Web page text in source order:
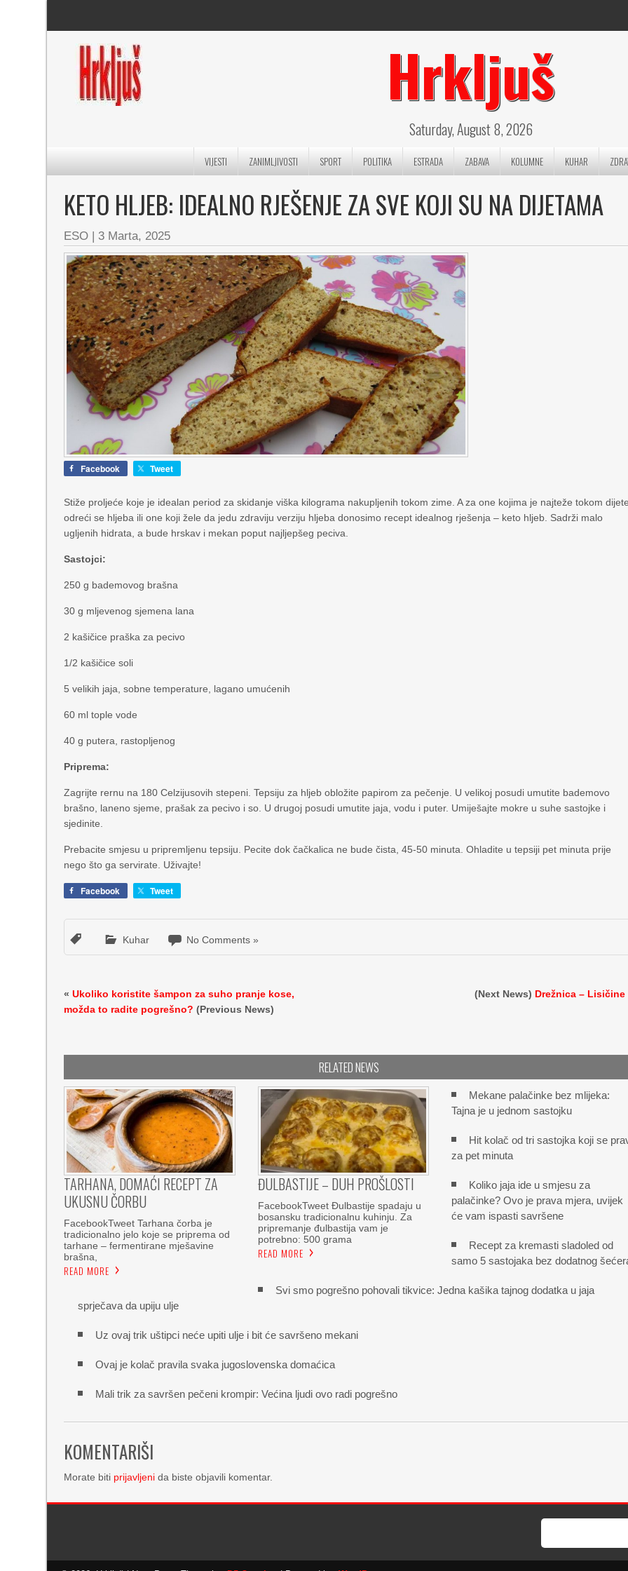
Hrkljuš
Saturday, August 8, 2026
VIJESTI ZANIMLJIVOSTI SPORT POLITIKA ESTRADA ZABAVA KOLUMNE KUHAR
KETO HLJEB: IDEALNO RJEŠENJE ZA SVE KOJI SU NA DIJETAMA
ESO | 3 Marta, 2025
Facebook Tweet
Stiže proljeće koje je idealan period za skidanje viška kilograma nakupljenih tokom zime. A za one kojima je najteže tokom
odreći se hljeba ili one koji žele da jedu zdraviju verziju hljeba donosimo recept idealnog rješenja – keto hljeb. Sadrži malo
ugljenih hidrata, a bude hrskav i mekan poput najljepšeg peciva.
Sastojci:
250 g bademovog brašna
30 g mljevenog sjemena lana
2 kašičice praška za pecivo
1/2 kašičice soli
5 velikih jaja, sobne temperature, lagano umućenih
60 ml tople vode
40 g putera, rastopljenog
Priprema:
Zagrijte rernu na 180 Celzijusovih stepeni. Tepsiju za hljeb obložite papirom za pečenje. U velikoj posudi umutite bademovo
brašno, laneno sjeme, prašak za pecivo i so. U drugoj posudi umutite jaja, vodu i puter. Umiješajte mokre u suhe sastojke i
sjedinite.
Prebacite smjesu u pripremljenu tepsiju. Pecite dok čačkalica ne bude čista, 45-50 minuta. Ohladite u tepsiji pet minuta prije
nego što ga servirate. Uživajte!
Facebook Tweet
Kuhar No Comments »
«Ukoliko koristite šampon za suho pranje kose,
možda to radite pogrešno? (Previous News)
(Next News) Drežnica – Lisičine
RELATED NEWS
TARHANA, DOMAĆI RECEPT ZA
UKUSNU ČORBU
FacebookTweet Tarhana čorba je
tradicionalno jelo koje se priprema od
tarhane – fermentirane mješavine
brašna,
READ MORE
ĐULBASTIJE – DUH PROŠLOSTI
FacebookTweet Đulbastije spadaju u
bosansku tradicionalnu kuhinju. Za
pripremanje đulbastija vam je
potrebno: 500 grama
READ MORE
Mekane palačinke bez mlijeka:
Tajna je u jednom sastojku
Hit kolač od tri sastojka koji se
za pet minuta
Koliko jaja ide u smjesu za
palačinke? Ovo je prava mjera, uvijek
će vam ispasti savršene
Recept za kremasti sladoled od
samo 5 sastojaka bez dodatnog
Svi smo pogrešno pohovali tikvice: Jedna kašika tajnog dodatka u jaja
sprječava da upiju ulje
Uz ovaj trik uštipci neće upiti ulje i bit će savršeno mekani
Ovaj je kolač pravila svaka jugoslovenska domaćica
Mali trik za savršen pečeni krompir: Većina ljudi ovo radi pogrešno
KOMENTARIŠI
Morate biti prijavljeni da biste objavili komentar.